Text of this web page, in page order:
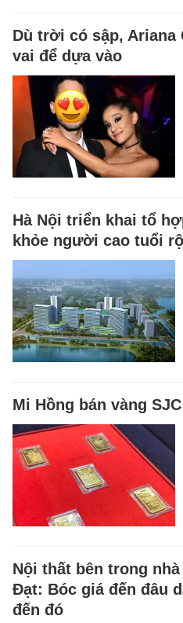
Dù trời có sập, Ariana
vai để dựa vào
Hà Nội triển khai tổ
khỏe người cao tuổi
Mi Hồng bán vàng
Nội thất bên trong
Đạt: Bóc giá đến đâu
đến đó